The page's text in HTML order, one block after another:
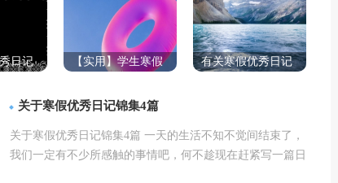
日记
【实用】学生寒假
有关寒假优秀日记
关于寒假优秀日记锦集4篇
关于寒假优秀日记锦集4篇 一天的生活不知不觉间结束了，
我们一定有不少所感触的事情吧，何不趁现在赶紧写一篇日